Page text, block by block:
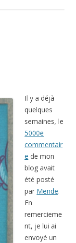
Il y a déjà
quelques
semaines, le
5000e
commentair
e de mon
blog avait
été posté
par Mende.
En
remercieme
nt, je lui ai
envoyé un